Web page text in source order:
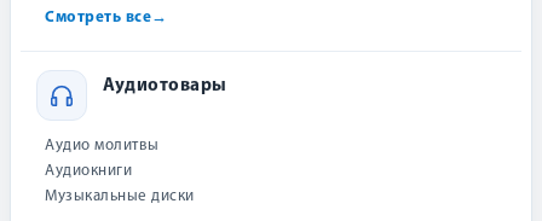
Смотреть все→
Аудиотовары
Аудио молитвы
Аудиокниги
Музыкальные диски
Год:
Тип обложки: